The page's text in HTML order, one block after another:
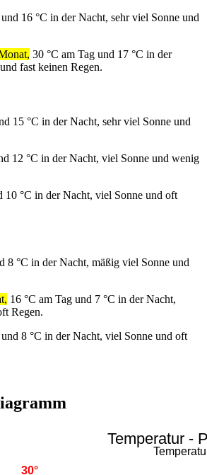
16 °C in der Nacht, sehr viel Sonne und
30 °C am Tag und 17 °C in der
fast keinen Regen.
15 °C in der Nacht, sehr viel Sonne und
12 °C in der Nacht, viel Sonne und wenig
10 °C in der Nacht, viel Sonne und oft
8 °C in der Nacht, mäßig viel Sonne und
16 °C am Tag und 7 °C in der Nacht,
Regen.
8 °C in der Nacht, viel Sonne und oft